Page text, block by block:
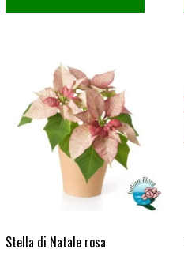
Stella di Natale rosa